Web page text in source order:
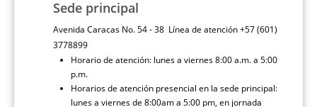
Sede principal
Avenida Caracas No. 54 - 38 Línea de atención +57 (601)
3778899
Horario de atención: lunes a viernes 8:00 a.m. a 5:00
p.m.
Horarios de atención presencial en la sede principal:
lunes a viernes de 8:00am a 5:00 pm, en jornada